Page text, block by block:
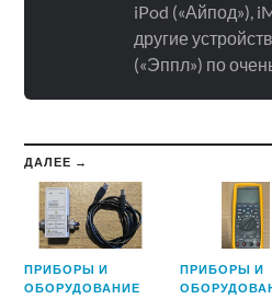
iPod («Айпод»),
другие
(«Эппл») по
ДАЛЕЕ →
ПРИБОРЫ И
ОБОРУДОВАНИЕ
ПРИБОРЫ И